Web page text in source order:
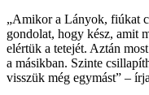
„Amikor a Lányok, fiúkat
gondolat, hogy kész, amit
elértük a tetejét. Aztán
a másikban. Szinte
visszük még egymást” –